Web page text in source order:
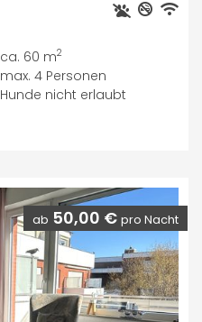
ca. 60 m2
max. 4 Personen
Hunde nicht erlaubt
ab 50,00 € pro Nacht